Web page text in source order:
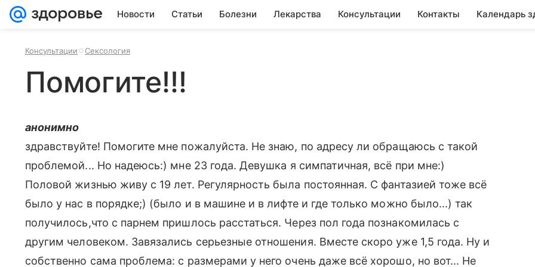
Новости Статьи Болезни Лекарства Консультации Контакты Календарь
Консультации Сексология
Помогите!!!
анонимно
здравствуйте! Помогите мне пожалуйста. Не знаю, по адресу ли обращаюсь с такой
проблемой... Но надеюсь:) мне 23 года. Девушка я симпатичная, всё при мне:)
Половой жизнью живу с 19 лет. Регулярность была постоянная. С фантазией тоже всё
было у нас в порядке;) (было и в машине и в лифте и где только можно было...) так
получилось,что с парнем пришлось расстаться. Через пол года познакомилась с
другим человеком. Завязались серьезные отношения. Вместе скоро уже 1,5 года. Ну и
собственно сама проблема: с размерами у него очень даже всё хорошо, но вот... Не